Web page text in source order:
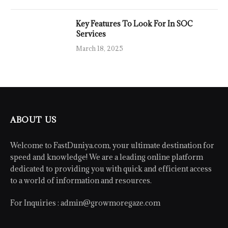
Key Features To Look For In SOC
Services
March 18, 2025
ABOUT US
Welcome to FastDuniya.com, your ultimate destination for
speed and knowledge! We are a leading online platform
dedicated to providing you with quick and efficient access
to a world of information and resources.
For Inquiries : admin@growmoregaze.com